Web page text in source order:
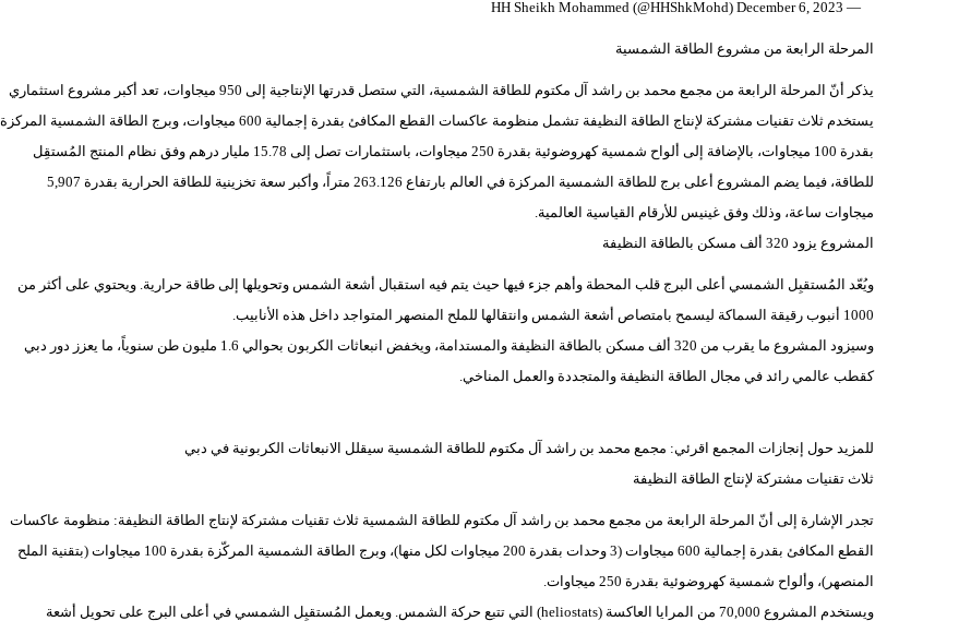
— HH Sheikh Mohammed (@HHShkMohd) December 6, 2023
المرحلة الرابعة من مشروع الطاقة الشمسية
يذكر أنّ المرحلة الرابعة من مجمع محمد بن راشد آل مكتوم للطاقة الشمسية، التي ستصل قدرتها الإنتاجية إلى 950 ميجاوات، تعد أكبر مشروع استثماري
يستخدم ثلاث تقنيات مشتركة لإنتاج الطاقة النظيفة تشمل منظومة عاكسات القطع المكافئ بقدرة إجمالية 600 ميجاوات، وبرج الطاقة الشمسية المركزة
بقدرة 100 ميجاوات، بالإضافة إلى ألواح شمسية كهروضوئية بقدرة 250 ميجاوات، باستثمارات تصل إلى 15.78 مليار درهم وفق نظام المنتج المُستقِل
للطاقة، فيما يضم المشروع أعلى برج للطاقة الشمسية المركزة في العالم بارتفاع 263.126 متراً، وأكبر سعة تخزينية للطاقة الحرارية بقدرة 5,907
ميجاوات ساعة، وذلك وفق غينيس للأرقام القياسية العالمية.
المشروع يزود 320 ألف مسكن بالطاقة النظيفة
ويُعّد المُستقبِل الشمسي أعلى البرج قلب المحطة وأهم جزء فيها حيث يتم فيه استقبال أشعة الشمس وتحويلها إلى طاقة حرارية. ويحتوي على أكثر من
1000 أنبوب رقيقة السماكة ليسمح بامتصاص أشعة الشمس وانتقالها للملح المنصهر المتواجد داخل هذه الأنابيب.
وسيزود المشروع ما يقرب من 320 ألف مسكن بالطاقة النظيفة والمستدامة، ويخفض انبعاثات الكربون بحوالي 1.6 مليون طن سنوياً، ما يعزز دور دبي
كقطب عالمي رائد في مجال الطاقة النظيفة والمتجددة والعمل المناخي.
للمزيد حول إنجازات المجمع اقرئي: مجمع محمد بن راشد آل مكتوم للطاقة الشمسية سيقلل الانبعاثات الكربونية في دبي
ثلاث تقنيات مشتركة لإنتاج الطاقة النظيفة
تجدر الإشارة إلى أنّ المرحلة الرابعة من مجمع محمد بن راشد آل مكتوم للطاقة الشمسية ثلاث تقنيات مشتركة لإنتاج الطاقة النظيفة: منظومة عاكسات
القطع المكافئ بقدرة إجمالية 600 ميجاوات (3 وحدات بقدرة 200 ميجاوات لكل منها)، وبرج الطاقة الشمسية المركّزة بقدرة 100 ميجاوات (بتقنية الملح
المنصهر)، وألواح شمسية كهروضوئية بقدرة 250 ميجاوات.
ويستخدم المشروع 70,000 من المرايا العاكسة (heliostats) التي تتبع حركة الشمس. ويعمل المُستقبِل الشمسي في أعلى البرج على تحويل أشعة